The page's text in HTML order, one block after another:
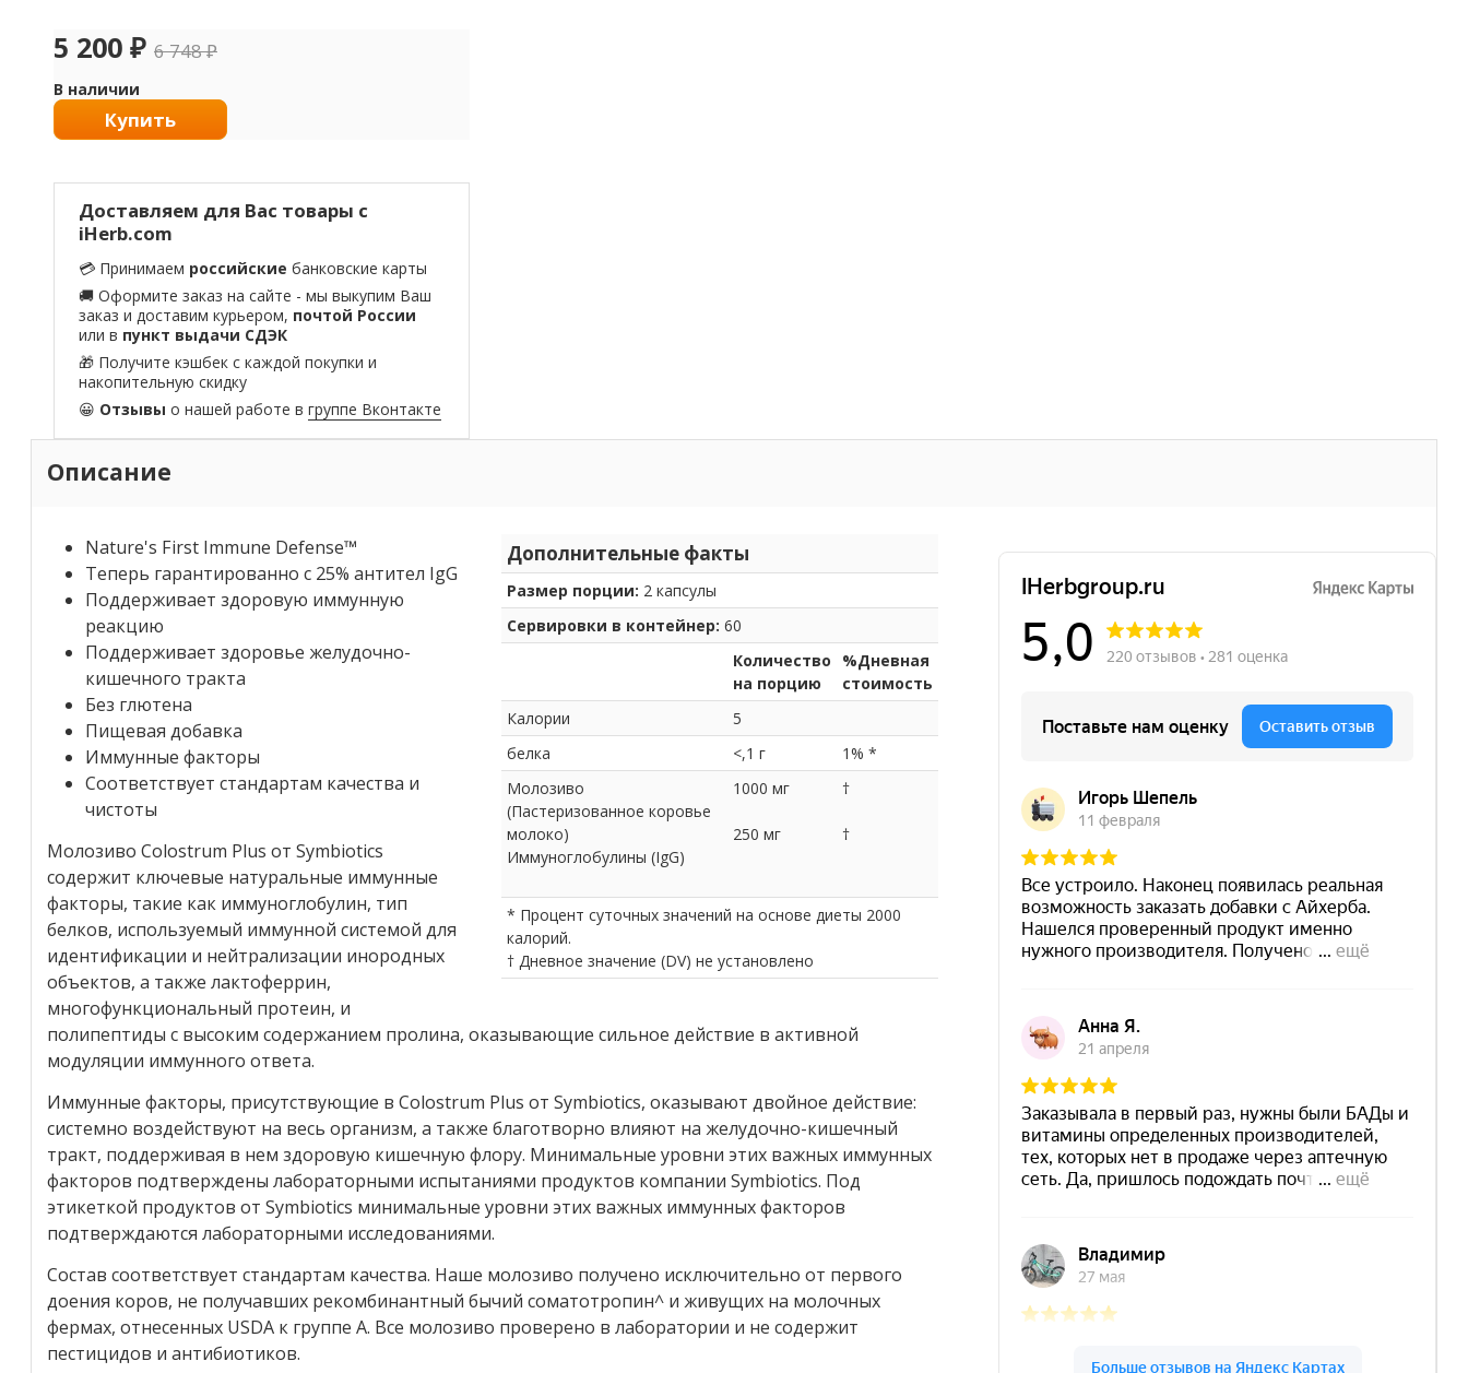
5 200 ₽ 6 748₽
В наличии
Купить
Доставляем для Вас товары с
iHerb.com
💳 Принимаем российские банковские карты
🚚 Оформите заказ на сайте - мы выкупим Ваш
заказ и доставим курьером, почтой России
или в пункт выдачи СДЭК
🎁 Получите кэшбек с каждой покупки и
накопительную скидку
😀 Отзывы о нашей работе вгруппе Вконтакте
Описание
Дополнительные факты
Размер порции: 2 капсулы
Сервировки в контейнер: 60
Количество
на порцию
%Дневная
стоимость
Калории
5
белка
<,1 г
1% *
Молозиво
(Пастеризованное коровье
молоко)
Иммуноглобулины (IgG)
1000 мг
250 мг
†
†
* Процент суточных значений на основе диеты 2000
калорий.
† Дневное значение (DV) не установлено
Nature's First Immune Defense™
Теперь гарантированно с 25% антител IgG
Поддерживает здоровую иммунную
реакцию
Поддерживает здоровье желудочно-
кишечного тракта
Без глютена
Пищевая добавка
Иммунные факторы
Соответствует стандартам качества и
чистоты
Молозиво Colostrum Plus от Symbiotics
содержит ключевые натуральные иммунные
факторы, такие как иммуноглобулин, тип
белков, используемый иммунной системой для
идентификации и нейтрализации инородных
объектов, а также лактоферрин,
многофункциональный протеин, и
полипептиды с высоким содержанием пролина, оказывающие сильное действие в активной
модуляции иммунного ответа.
Иммунные факторы, присутствующие в Colostrum Plus от Symbiotics, оказывают двойное действие:
системно воздействуют на весь организм, а также благотворно влияют на желудочно-кишечный
тракт, поддерживая в нем здоровую кишечную флору. Минимальные уровни этих важных иммунных
факторов подтверждены лабораторными испытаниями продуктов компании Symbiotics. Под
этикеткой продуктов от Symbiotics минимальные уровни этих важных иммунных факторов
подтверждаются лабораторными исследованиями.
Состав соответствует стандартам качества. Наше молозиво получено исключительно от первого
доения коров, не получавших рекомбинантный бычий соматотропин^ и живущих на молочных
фермах, отнесенных USDA к группе A. Все молозиво проверено в лаборатории и не содержит
пестицидов и антибиотиков.